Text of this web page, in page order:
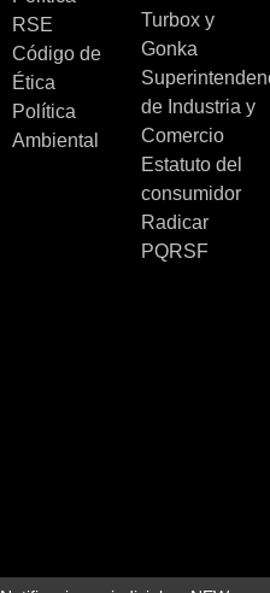
RSE
Código de
Ética
Política
Ambiental
Turbox y
Gonka
de Industria y
Comercio
Estatuto del
consumidor
Radicar
PQRSF